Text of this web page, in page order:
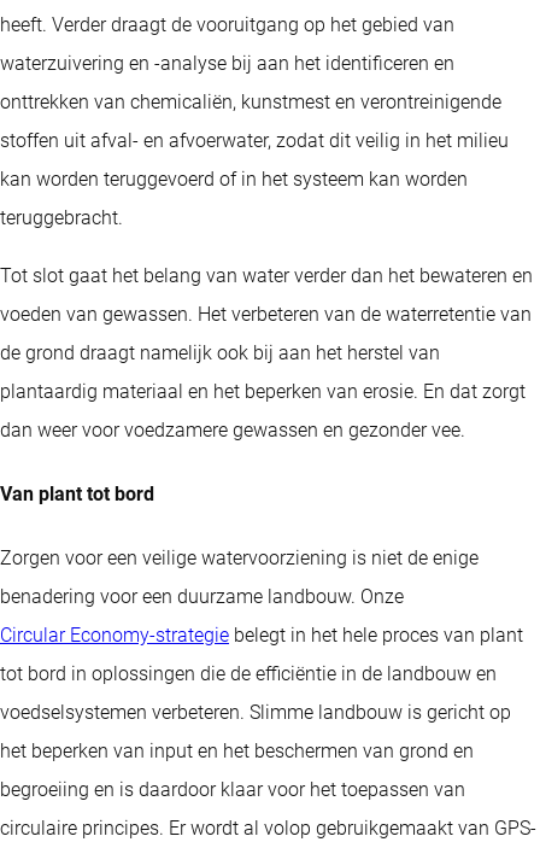
heeft. Verder draagt de vooruitgang op het gebied van
waterzuivering en -analyse bij aan het identificeren en
onttrekken van chemicaliën, kunstmest en verontreinigende
stoffen uit afval- en afvoerwater, zodat dit veilig in het milieu
kan worden teruggevoerd of in het systeem kan worden
teruggebracht.
Tot slot gaat het belang van water verder dan het bewateren en
voeden van gewassen. Het verbeteren van de waterretentie van
de grond draagt namelijk ook bij aan het herstel van
plantaardig materiaal en het beperken van erosie. En dat zorgt
dan weer voor voedzamere gewassen en gezonder vee.
Van plant tot bord
Zorgen voor een veilige watervoorziening is niet de enige
benadering voor een duurzame landbouw. Onze
Circular Economy-strategie belegt in het hele proces van plant
tot bord in oplossingen die de efficiëntie in de landbouw en
voedselsystemen verbeteren. Slimme landbouw is gericht op
het beperken van input en het beschermen van grond en
begroeiing en is daardoor klaar voor het toepassen van
circulaire principes. Er wordt al volop gebruikgemaakt van GPS-